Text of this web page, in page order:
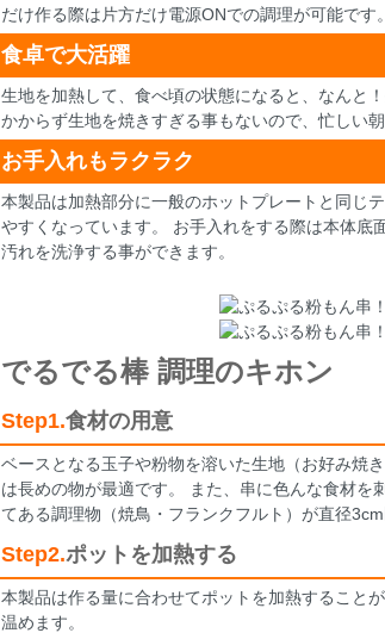
だけ作る際は片方だけ電源ONでの調理が可能です。
食卓で大活躍
生地を加熱して、食べ頃の状態になると、なんと
かからず生地を焼きすぎる事もないので、忙しい
お手入れもラクラク
本製品は加熱部分に一般のホットプレートと同じ
やすくなっています。 お手入れをする際は本体底
汚れを洗浄する事ができます。
でるでる棒 調理のキホン
Step1.食材の用意
ベースとなる玉子や粉物を溶いた生地（お好み焼
は長めの物が最適です。 また、串に色んな食材を
てある調理物（焼鳥・フランクフルト）が直径
Step2.ポットを加熱する
本製品は作る量に合わせてポットを加熱すること
温めます。